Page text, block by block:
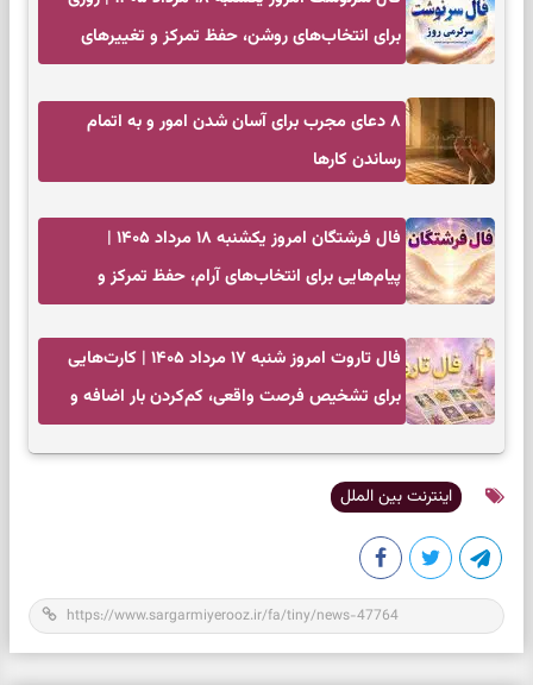
برای انتخاب‌های روشن، حفظ تمرکز و تغییرهای
۸ دعای مجرب برای آسان شدن امور و به اتمام
رساندن کار‌ها
فال فرشتگان امروز یکشنبه ۱۸ مرداد ۱۴۰۵ |
پیام‌هایی برای انتخاب‌های آرام، حفظ تمرکز و
فال تاروت امروز شنبه ۱۷ مرداد ۱۴۰۵ | کارت‌هایی
برای تشخیص فرصت واقعی، کم‌کردن بار اضافه و
اینترنت بین الملل